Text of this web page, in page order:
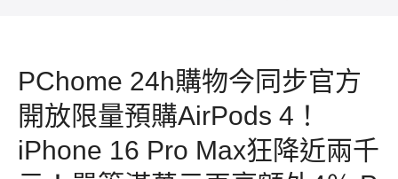
PChome 24h購物今同步官方
開放限量預購AirPods 4！
iPhone 16 Pro Max狂降近兩千